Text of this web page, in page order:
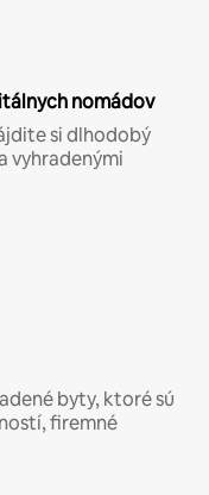
nomádov
si dlhodobý
vyhradenými
byty, ktoré sú
firemné